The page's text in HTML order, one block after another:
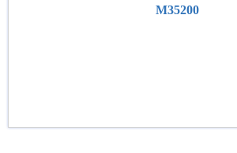
M35200